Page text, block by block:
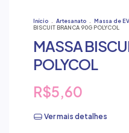
Início Artesanato Massa de
BISCUIT BRANCA 90G POLYCOL
MASSA
POLYCOL
R$5,60
Ver mais detalhes